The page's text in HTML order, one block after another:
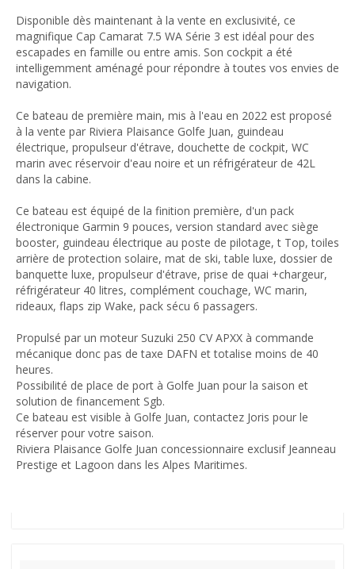
Disponible dès maintenant à la vente en exclusivité, ce
magnifique Cap Camarat 7.5 WA Série 3 est idéal pour des
escapades en famille ou entre amis. Son cockpit a été
intelligemment aménagé pour répondre à toutes vos envies de
navigation.
Ce bateau de première main, mis à l'eau en 2022 est proposé
à la vente par Riviera Plaisance Golfe Juan, guindeau
électrique, propulseur d'étrave, douchette de cockpit, WC
marin avec réservoir d'eau noire et un réfrigérateur de 42L
dans la cabine.
Ce bateau est équipé de la finition première, d'un pack
électronique Garmin 9 pouces, version standard avec siège
booster, guindeau électrique au poste de pilotage, t Top, toiles
arrière de protection solaire, mat de ski, table luxe, dossier de
banquette luxe, propulseur d'étrave, prise de quai +chargeur,
réfrigérateur 40 litres, complément couchage, WC marin,
rideaux, flaps zip Wake, pack sécu 6 passagers.
Propulsé par un moteur Suzuki 250 CV APXX à commande
mécanique donc pas de taxe DAFN et totalise moins de 40
heures.
Possibilité de place de port à Golfe Juan pour la saison et
solution de financement Sgb.
Ce bateau est visible à Golfe Juan, contactez Joris pour le
réserver pour votre saison.
Riviera Plaisance Golfe Juan concessionnaire exclusif Jeanneau
Prestige et Lagoon dans les Alpes Maritimes.